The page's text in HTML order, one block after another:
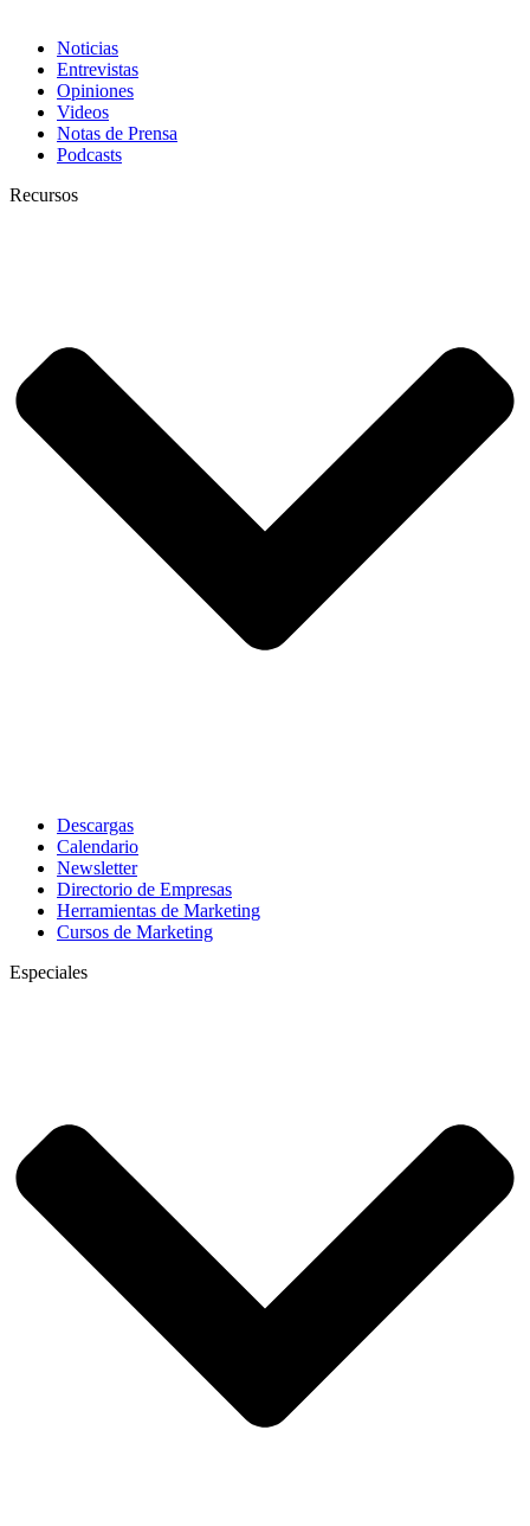
Noticias
Entrevistas
Opiniones
Videos
Notas de Prensa
Podcasts
Recursos
Descargas
Calendario
Newsletter
Directorio de Empresas
Herramientas de Marketing
Cursos de Marketing
Especiales